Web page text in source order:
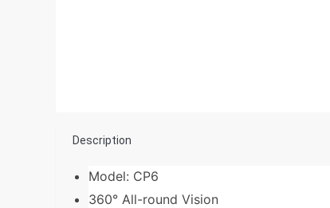
Description
Model: CP6
360° All-round Vision